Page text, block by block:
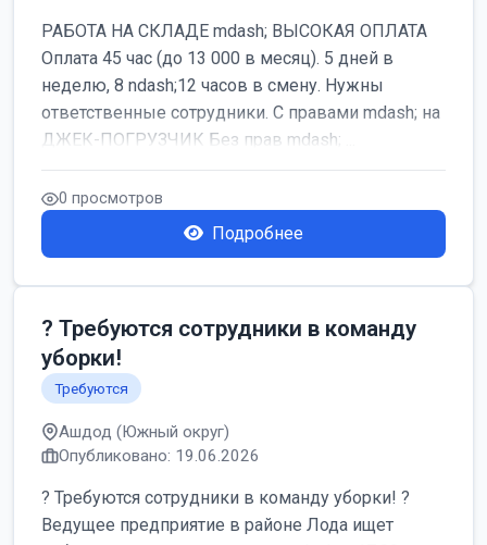
РАБОТА НА СКЛАДЕ mdash; ВЫСОКАЯ ОПЛАТА
Оплата 45 час (до 13 000 в месяц). 5 дней в
неделю, 8 ndash;12 часов в смену. Нужны
ответственные сотрудники. С правами mdash; на
ДЖЕК-ПОГРУЗЧИК Без прав mdash; ...
0 просмотров
Подробнее
? Требуются сотрудники в команду
уборки!
Требуются
Ашдод (Южный округ)
Опубликовано: 19.06.2026
? Требуются сотрудники в команду уборки! ?
Ведущее предприятие в районе Лода ищет